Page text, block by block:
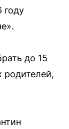
году
до 15
родителей,